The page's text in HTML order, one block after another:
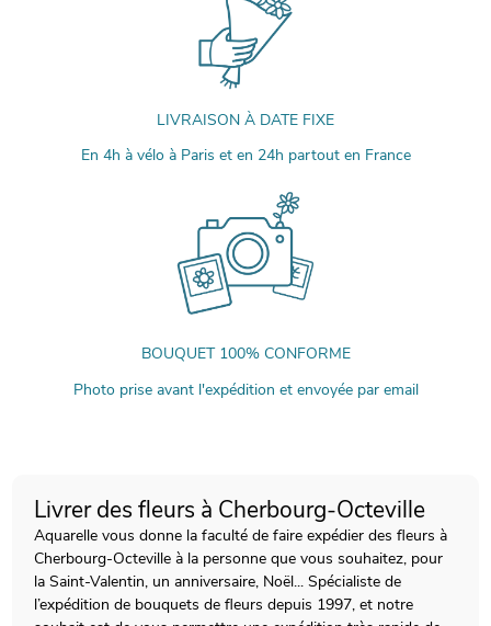
LIVRAISON À DATE FIXE
En 4h à vélo à Paris et en 24h partout en France
BOUQUET 100% CONFORME
Photo prise avant l'expédition et envoyée par email
Livrer des fleurs à Cherbourg-Octeville
Aquarelle vous donne la faculté de faire expédier des fleurs à
Cherbourg-Octeville à la personne que vous souhaitez, pour
la Saint-Valentin, un anniversaire, Noël... Spécialiste de
l’expédition de bouquets de fleurs depuis 1997, et notre